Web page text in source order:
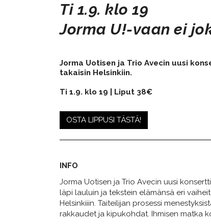
Ti 1.9. klo 19
​​​​​​​Jorma U!-vaan ei
Jorma Uotisen ja Trio Avecin uusi
takaisin Helsinkiin.
Ti 1.9. klo 19 | Liput 38€
OSTA LIPPUSI TÄSTÄ!
INFO
Jorma Uotisen ja Trio Avecin uusi
läpi lauluin ja tekstein elämänsä eri
Helsinkiiin. Taiteilijan prosessi
rakkaudet ja kipukohdat. Ihmisen matka